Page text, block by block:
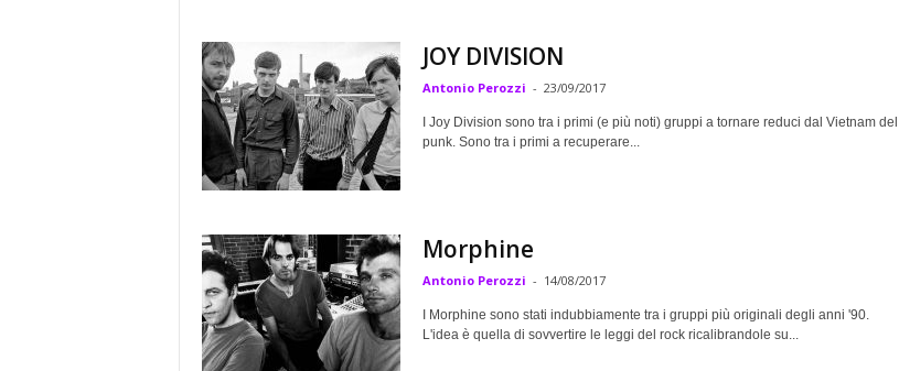
JOY DIVISION
Antonio Perozzi - 23/09/2017
I Joy Division sono tra i primi (e più noti) gruppi a tornare reduci dal Vietnam del
punk. Sono tra i primi a recuperare...
Morphine
Antonio Perozzi - 14/08/2017
I Morphine sono stati indubbiamente tra i gruppi più originali degli anni '90.
L'idea è quella di sovvertire le leggi del rock ricalibrandole su...